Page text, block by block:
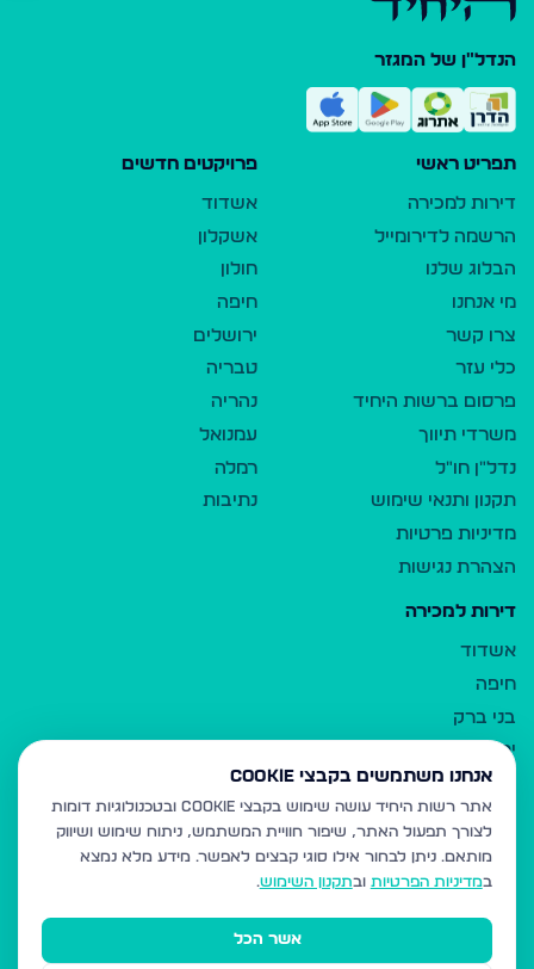
הנדל"ן של המגזר
תפריט ראשי
דירות למכירה
הרשמה לדירומייל
הבלוג שלנו
מי אנחנו
צרו קשר
כלי עזר
פרסום ברשות היחיד
משרדי תיווך
נדל"ן חו"ל
תקנון ותנאי שימוש
מדיניות פרטיות
הצהרת נגישות
פרויקטים חדשים
אשדוד
אשקלון
חולון
חיפה
ירושלים
טבריה
נהריה
עמנואל
רמלה
נתיבות
דירות למכירה
אשדוד
חיפה
בני ברק
ירושלים
אלעד
גבעת זאב
בית שמש
רכסים
מודיעין עילית
אנחנו משתמשים בקבצי Cookie
אתר רשות היחיד עושה שימוש בקבצי Cookie ובטכנולוגיות דומות
לצורך תפעול האתר, שיפור חוויית המשתמש, ניתוח שימוש ושיווק
מותאם. ניתן לבחור אילו סוגי קבצים לאפשר. מידע מלא נמצא
במדיניות הפרטיות ובתקנון השימוש.
אשר הכל